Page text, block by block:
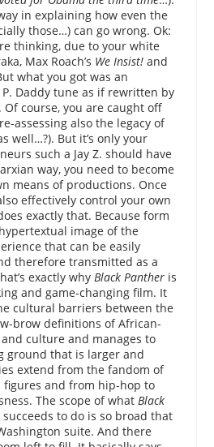
in explaining how even the
those…) can go wrong. Ok:
thinking, due to your white
Max Roach’s We Insist! and
what you got was an
Daddy tune as if rewritten by
course, you are caught off
assessing also the legacy of
well…?). But it’s only your
such a Jay Z. should have
way, you need to become
means of productions. Once
effectively control your own
exactly that. Because form
image of the
that can be easily
therefore transmitted as a
exactly whyBlack Panther is
and game-changing film. It
cultural barriers between the
brow definitions of African-
culture and manages to
ground that is larger and
extend from the fandom of
figures and from hip-hop to
The scope of whatBlack
to do is so broad that
suite. And there